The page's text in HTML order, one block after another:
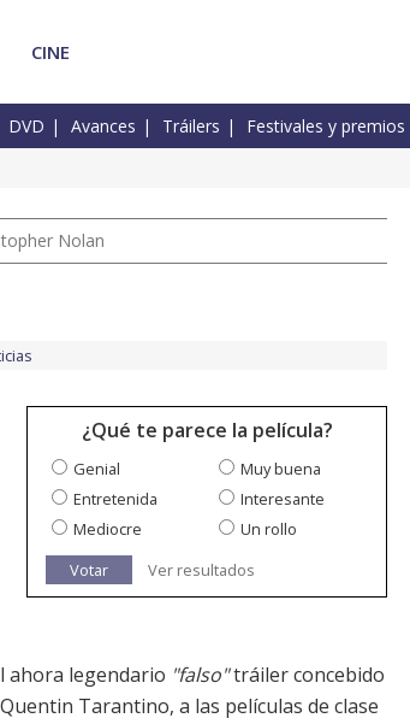
CINE
DVD Avances Tráilers Festivales y premios
Nolan
¿Qué te parece la película?
Genial
Muy buena
Entretenida
Interesante
Mediocre
Un rollo
Votar
Ver resultados
ahora legendario "falso"tráiler concebido
Tarantino, a las películas de clase